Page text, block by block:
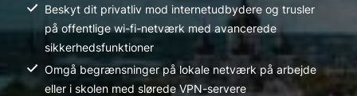
Beskyt dit privatliv mod internetudbydere og trusler
på offentlige wi-fi-netværk med avancerede
sikkerhedsfunktioner
Omgå begrænsninger på lokale netværk på arbejde
eller i skolen med slørede VPN-servere